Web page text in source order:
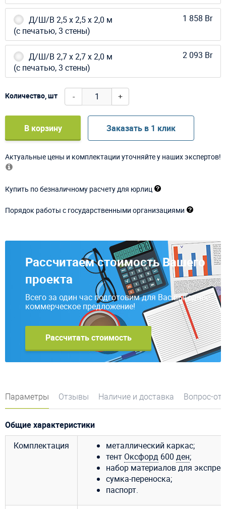
Д/Ш/В 2,5 х 2,5 х 2,0 м
(с печатью, 3 стены)
1 858 Br
Д/Ш/В 2,7 х 2,7 х 2,0 м
(с печатью, 3 стены)
2 093 Br
Количество, шт - +
В корзину Заказать в 1 клик
Актуальные цены и комплектации уточняйте у наших экспертов!
Купить по безналичному расчету для юрлиц
Порядок работы с государственными организациями
Рассчитаем стоимость Вашего
проекта
Всего за один час подготовим для Вас выгодное
коммерческое предложение!
Рассчитать стоимость
Параметры Отзывы Наличие и доставка Вопрос-
Общие характеристики
Комплектация
металлический каркас;
тент Оксфорд 600 ден;
набор материалов для
сумка-переноска;
паспорт.